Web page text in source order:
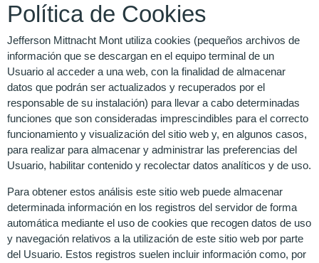
Política de Cookies
Jefferson Mittnacht Mont utiliza cookies (pequeños archivos de
información que se descargan en el equipo terminal de un
Usuario al acceder a una web, con la finalidad de almacenar
datos que podrán ser actualizados y recuperados por el
responsable de su instalación) para llevar a cabo determinadas
funciones que son consideradas imprescindibles para el correcto
funcionamiento y visualización del sitio web y, en algunos casos,
para realizar para almacenar y administrar las preferencias del
Usuario, habilitar contenido y recolectar datos analíticos y de uso.
Para obtener estos análisis este sitio web puede almacenar
determinada información en los registros del servidor de forma
automática mediante el uso de cookies que recogen datos de uso
y navegación relativos a la utilización de este sitio web por parte
del Usuario. Estos registros suelen incluir información como, por